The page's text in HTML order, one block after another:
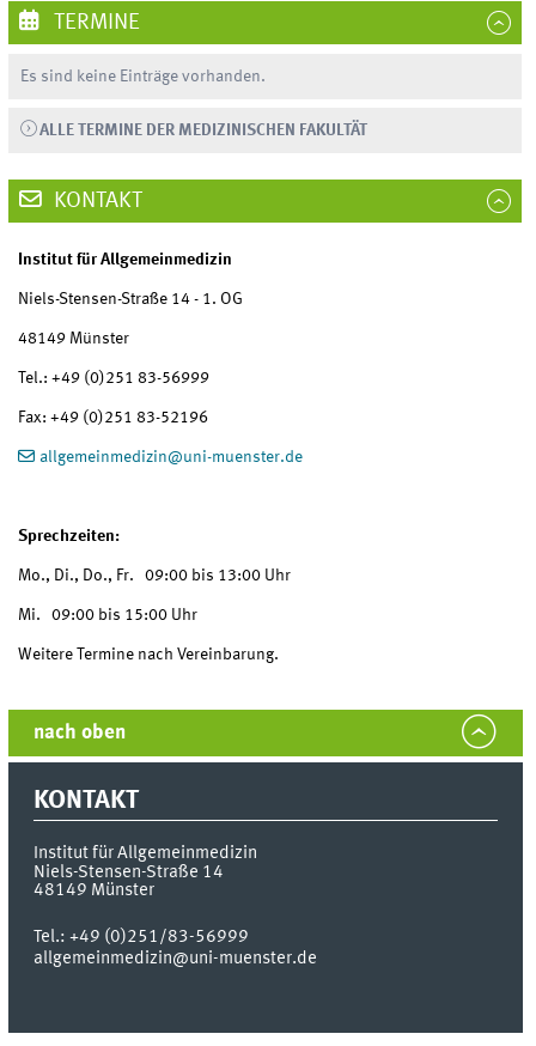
TERMINE
Es sind keine Einträge vorhanden.
ALLE TERMINE DER MEDIZINISCHEN FAKULTÄT
KONTAKT
Institut für Allgemeinmedizin
Niels-Stensen-Straße 14 - 1. OG
48149 Münster
Tel.: +49 (0)251 83-56999
Fax: +49 (0)251 83-52196
allgemeinmedizin@uni-muenster.de
Sprechzeiten:
Mo., Di., Do., Fr. 09:00 bis 13:00 Uhr
Mi. 09:00 bis 15:00 Uhr
Weitere Termine nach Vereinbarung.
nach oben
KONTAKT
Institut für Allgemeinmedizin
Niels-Stensen-Straße 14
48149 Münster
Tel.:+49 (0)251/83-56999
allgemeinmedizin@uni-muenster.de